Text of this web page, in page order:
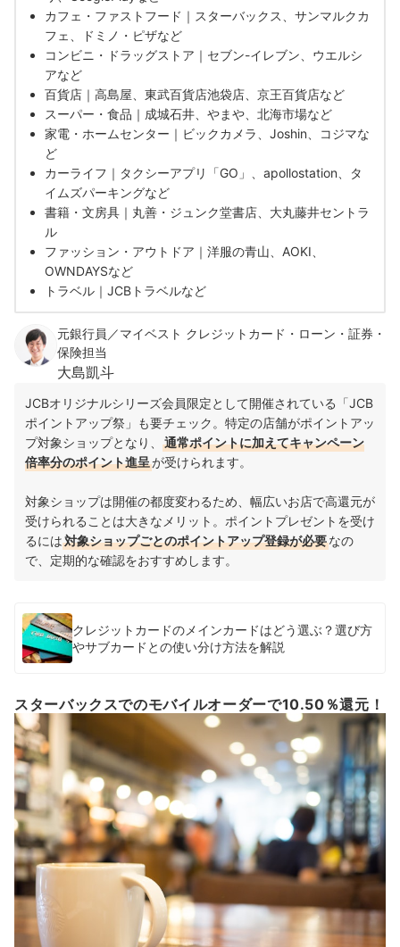
カフェ・ファストフード｜スターバックス、サンマルクカ
フェ、ドミノ・ピザなど
コンビニ・ドラッグストア｜セブン-イレブン、ウエルシ
アなど
百貨店｜高島屋、東武百貨店池袋店、京王百貨店など
スーパー・食品｜成城石井、やまや、北海市場など
家電・ホームセンター｜ビックカメラ、Joshin、コジマな
ど
カーライフ｜タクシーアプリ「GO」、apollostation、タ
イムズパーキングなど
書籍・文房具｜丸善・ジュンク堂書店、大丸藤井セントラ
ル
ファッション・アウトドア｜洋服の青山、AOKI、
OWNDAYSなど
トラベル｜JCBトラベルなど
元銀行員／マイベスト クレジットカード・ローン・証券・
保険担当
大島凱斗
JCBオリジナルシリーズ会員限定として開催されている「JCB
ポイントアップ祭」も要チェック。特定の店舗がポイントアッ
プ対象ショップとなり、
通常ポイントに加えてキャンペーン
倍率分のポイント進呈が受けられます。
対象ショップは開催の都度変わるため、幅広いお店で高還元が
受けられることは大きなメリット。ポイントプレゼントを受け
るには対象ショップごとのポイントアップ登録が必要なの
で、定期的な確認をおすすめします。
クレジットカードのメインカードはどう選ぶ？選び方
やサブカードとの使い分け方法を解説
スターバックスでのモバイルオーダーで10.50％還元！